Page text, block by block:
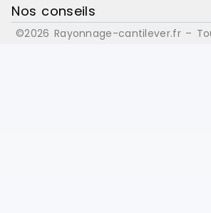
Nos conseils
©2026 Rayonnage-cantilever.fr –